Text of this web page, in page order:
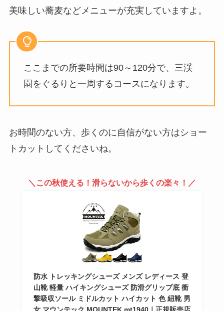
美味しい蕎麦などメニューが充実していますよ。
ここまでの所要時間は90～120分で、三渓
園をぐるりと一周するコースになります。
お時間のない方、歩くのに自信がない方はショー
トカットしてくださいね。
＼この秋使える！滑らないから歩くの楽々！／
防水 トレッキングシューズ メンズ レディース 登
山靴 軽量 ハイキングシューズ 防滑グリップ底 衝
撃吸収ソール ミドルカット ハイカット 色 紐靴 男